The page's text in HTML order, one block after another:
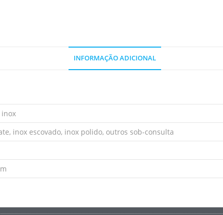
INFORMAÇÃO ADICIONAL
inox escovado, inox polido, outros sob-consulta